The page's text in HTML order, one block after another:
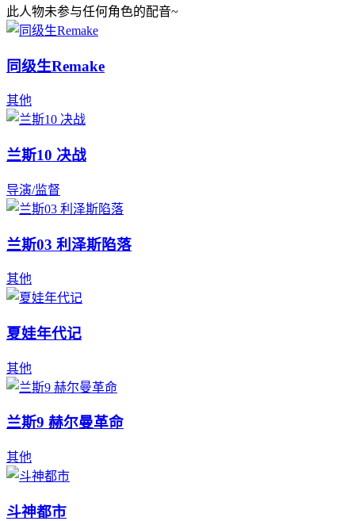
此人物未参与任何角色的配音~
同级生Remake
其他
兰斯10 决战
导演/监督
兰斯03 利泽斯陷落
其他
夏娃年代记
其他
兰斯9 赫尔曼革命
其他
斗神都市